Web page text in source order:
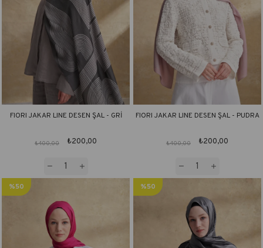
FIORI JAKAR LINE DESEN ŞAL - GRİ
₺200,00
₺400,00
FIORI JAKAR LINE DESEN ŞAL - PUDRA
₺200,00
₺400,00
%50
%50